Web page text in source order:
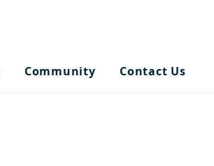
Community Contact Us